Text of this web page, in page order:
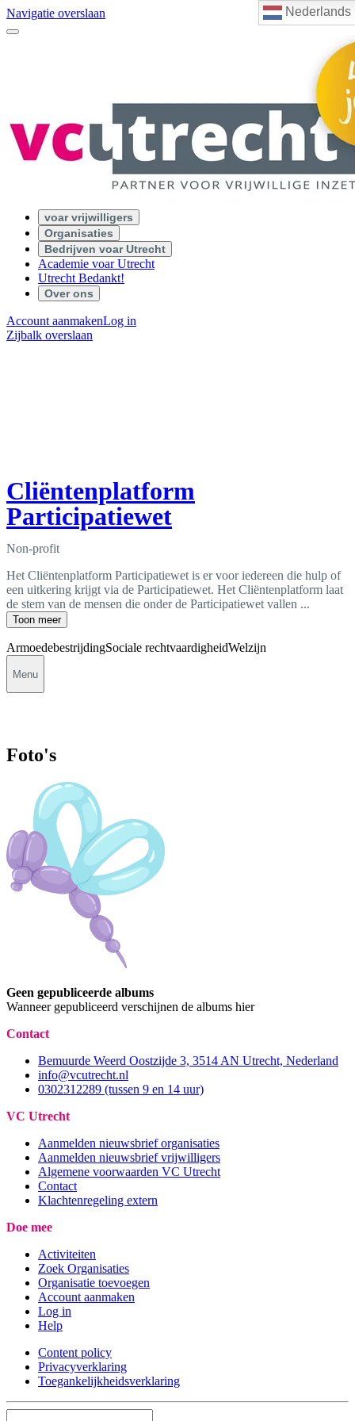
Nederlands
Navigatie overslaan
voar vrijwilligers
Organisaties
Bedrijven voar Utrecht
Academie voar Utrecht
Utrecht Bedankt!
Over ons
Account aanmakenLog in
Zijbalk overslaan
Cliëntenplatform
Participatiewet
Non-profit
Het Cliëntenplatform Participatiewet is er voor iedereen die hulp of
een uitkering krijgt via de Participatiewet. Het Cliëntenplatform laat
de stem van de mensen die onder de Participatiewet vallen ...
Toon meer
ArmoedebestrijdingSociale rechtvaardigheidWelzijn
Menu
Foto's
Geen gepubliceerde albums
Wanneer gepubliceerd verschijnen de albums hier
Contact
Bemuurde Weerd Oostzijde 3, 3514 AN Utrecht, Nederland
info@vcutrecht.nl
0302312289 (tussen 9 en 14 uur)
VC Utrecht
Aanmelden nieuwsbrief organisaties
Aanmelden nieuwsbrief vrijwilligers
Algemene voorwaarden VC Utrecht
Contact
Klachtenregeling extern
Doe mee
Activiteiten
Zoek Organisaties
Organisatie toevoegen
Account aanmaken
Log in
Help
Content policy
Privacyverklaring
Toegankelijkheidsverklaring